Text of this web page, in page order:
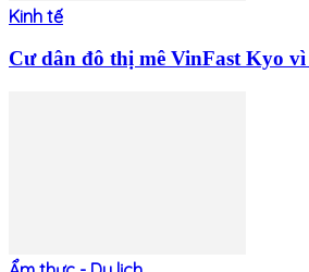
Kinh tế
Cư dân đô thị mê VinFast Kyo